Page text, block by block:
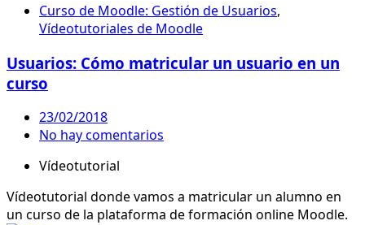
Curso de Moodle: Gestión de Usuarios,
Vídeotutoriales de Moodle
Usuarios: Cómo matricular un usuario en un
curso
23/02/2018
No hay comentarios
Vídeotutorial
Vídeotutorial donde vamos a matricular un alumno en
un curso de la plataforma de formación online Moodle.